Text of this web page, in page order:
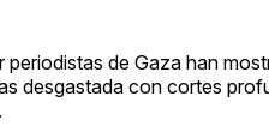
de Gaza han
desgastada con cortes